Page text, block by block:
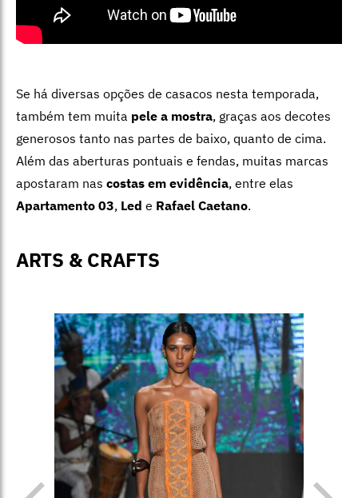
Se há diversas opções de casacos nesta temporada,
também tem muita pele a mostra, graças aos decotes
generosos tanto nas partes de baixo, quanto de cima.
Além das aberturas pontuais e fendas, muitas marcas
apostaram nas costas em evidência, entre elas
Apartamento 03, Led e Rafael Caetano.
ARTS & CRAFTS